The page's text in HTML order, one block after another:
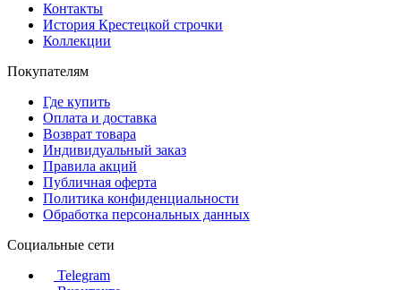
Контакты
История Крестецкой строчки
Коллекции
Покупателям
Где купить
Оплата и доставка
Возврат товара
Индивидуальный заказ
Правила акций
Публичная оферта
Политика конфиденциальности
Обработка персональных данных
Социальные сети
Telegram